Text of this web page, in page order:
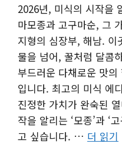
2026년, 미식의 시작을
마모종과 고구마순, 그
지형의 심장부, 해남. 이
물을 넘어, 꿀처럼 달콤
부드러운 다채로운 맛
입니다. 최고의 미식 에
진정한 가치가 완숙된
작을 알리는 ‘모종’과 ‘
고 싶습니다. … 더 읽기